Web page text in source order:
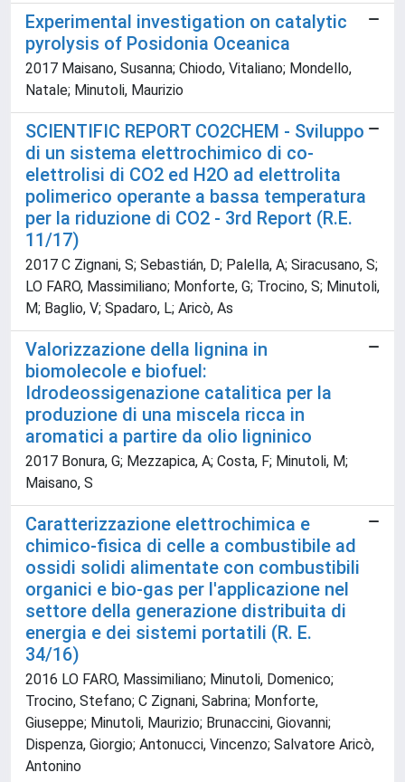
Experimental investigation on catalytic
pyrolysis of Posidonia Oceanica
2017 Maisano, Susanna; Chiodo, Vitaliano; Mondello,
Natale; Minutoli, Maurizio
SCIENTIFIC REPORT CO2CHEM - Sviluppo
di un sistema elettrochimico di co-
elettrolisi di CO2 ed H2O ad elettrolita
polimerico operante a bassa temperatura
per la riduzione di CO2 - 3rd Report (R.E.
11/17)
2017 C Zignani, S; Sebastián, D; Palella, A; Siracusano, S;
LO FARO, Massimiliano; Monforte, G; Trocino, S; Minutoli,
M; Baglio, V; Spadaro, L; Aricò, As
Valorizzazione della lignina in
biomolecole e biofuel:
Idrodeossigenazione catalitica per la
produzione di una miscela ricca in
aromatici a partire da olio ligninico
2017 Bonura, G; Mezzapica, A; Costa, F; Minutoli, M;
Maisano, S
Caratterizzazione elettrochimica e
chimico-fisica di celle a combustibile ad
ossidi solidi alimentate con combustibili
organici e bio-gas per l'applicazione nel
settore della generazione distribuita di
energia e dei sistemi portatili (R. E.
34/16)
2016 LO FARO, Massimiliano; Minutoli, Domenico;
Trocino, Stefano; C Zignani, Sabrina; Monforte,
Giuseppe; Minutoli, Maurizio; Brunaccini, Giovanni;
Dispenza, Giorgio; Antonucci, Vincenzo; Salvatore Aricò,
Antonino